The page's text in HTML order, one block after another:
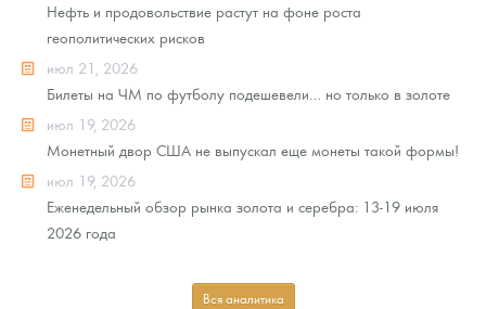
Нефть и продовольствие растут на фоне роста
геополитических рисков
июл 21, 2026
Билеты на ЧМ по футболу подешевели… но только в золоте
июл 19, 2026
Монетный двор США не выпускал еще монеты такой формы!
июл 19, 2026
Еженедельный обзор рынка золота и серебра: 13-19 июля
2026 года
Вся аналитика